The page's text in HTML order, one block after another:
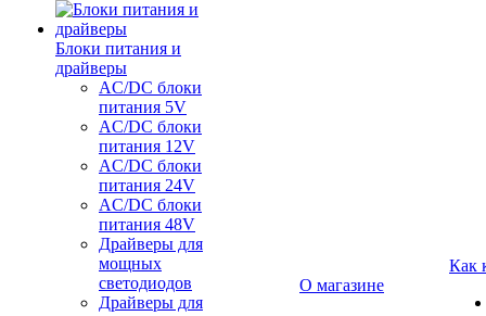
Блоки питания и
драйверы
AC/DC блоки
питания 5V
AC/DC блоки
питания 12V
AC/DC блоки
питания 24V
AC/DC блоки
питания 48V
Драйверы для
мощных
светодиодов
Драйверы для
О магазине
Как